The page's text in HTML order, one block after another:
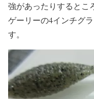
強があったりするとこ
ゲーリーの4インチグ
す。